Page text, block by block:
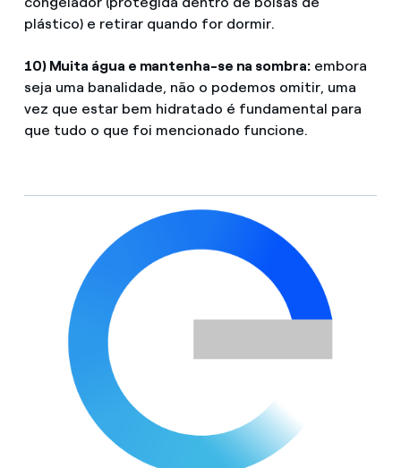
plástico) e retirar quando for dormir.
10) Muita água e mantenha-se na sombra:embora
seja uma banalidade, não o podemos omitir, uma
vez que estar bem hidratado é fundamental para
que tudo o que foi mencionado funcione.